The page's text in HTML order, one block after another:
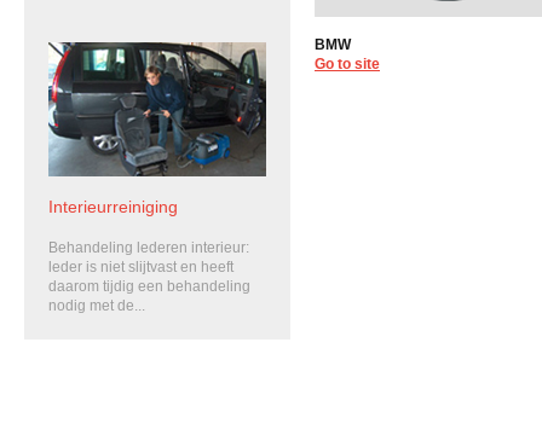
Interieurreiniging
Behandeling lederen interieur:
leder is niet slijtvast en heeft
daarom tijdig een behandeling
nodig met de...
BMW
Go to site